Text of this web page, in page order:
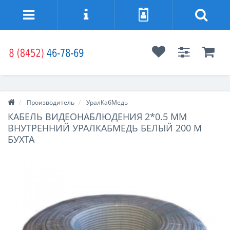
Производитель УралКабМедь
КАБЕЛЬ ВИДЕОНАБЛЮДЕНИЯ 2*0.5 ММ
ВНУТРЕННИЙ УРАЛКАБМЕДЬ БЕЛЫЙ 200 М
БУХТА